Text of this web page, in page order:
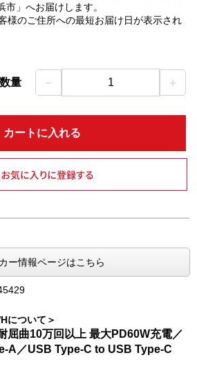
市」 へお届けします。
様のご住所への最短お届け日が表示され
数量 － 1 ＋
カートに入れる
ー情報ページはこちら
について＞
屈曲10万回以上 最大PD60W充電／
A／USB Type-C to USB Type-C